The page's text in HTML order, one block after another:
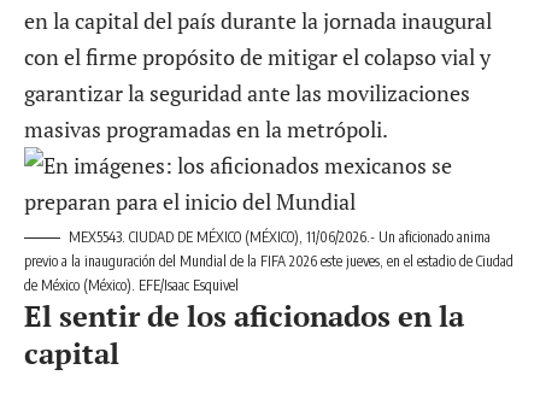
en la capital del país durante la jornada inaugural
con el firme propósito de mitigar el colapso vial y
garantizar la seguridad ante las movilizaciones
masivas programadas en la metrópoli.
MEX5543. CIUDAD DE MÉXICO (MÉXICO), 11/06/2026.- Un aficionado anima
previo a la inauguración del Mundial de la FIFA 2026 este jueves, en el estadio de Ciudad
de México (México). EFE/Isaac Esquivel
El sentir de los aficionados en la
capital